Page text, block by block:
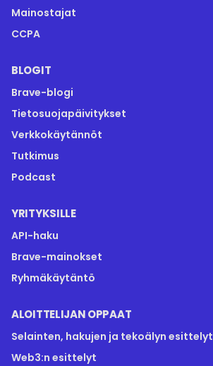
Mainostajat
CCPA
BLOGIT
Brave-blogi
Tietosuojapäivitykset
Verkkokäytännöt
Tutkimus
Podcast
YRITYKSILLE
API-haku
Brave-mainokset
Ryhmäkäytäntö
ALOITTELIJAN OPPAAT
Selainten, hakujen ja tekoälyn esittelyt
Web3:n esittelyt